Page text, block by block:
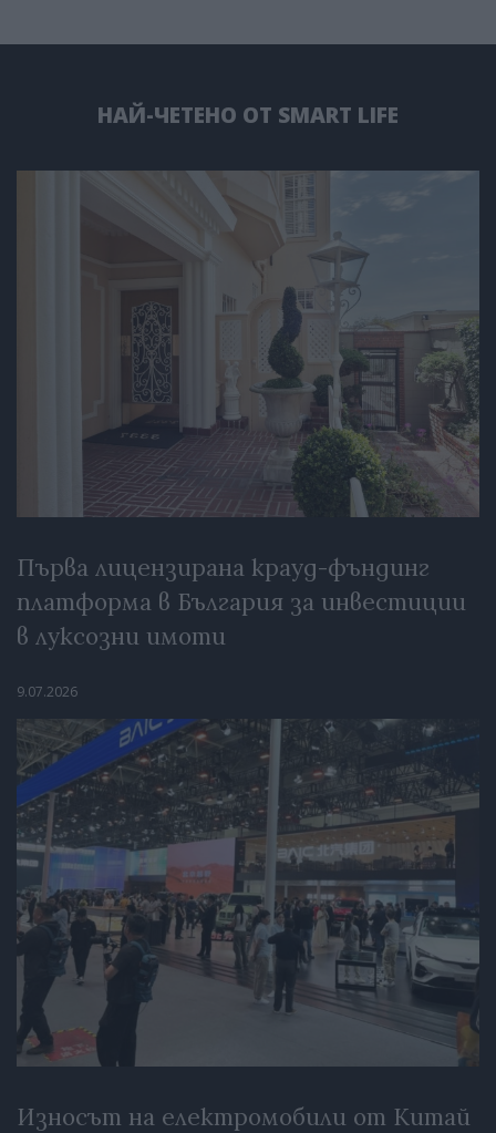
НАЙ-ЧЕТЕНО ОТ SMART LIFE
Първа лицензирана крауд-фъндинг
платформа в България за инвестиции
в луксозни имоти
9.07.2026
Износът на електромобили от Китай